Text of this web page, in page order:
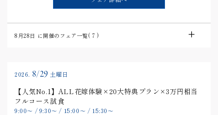
8月28日 に開催のフェア一覧(7 )
2026. 8/29 土曜日
【人気No.1】ALL花嫁体験×20大特典プラン×3万円相当
フルコース試食
9:00〜 / 9:30〜 / 15:00〜 / 15:30〜